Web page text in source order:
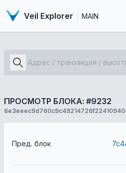
Veil Explorer MAIN
ПРОСМОТР БЛОКА: #9232
Пред. блок